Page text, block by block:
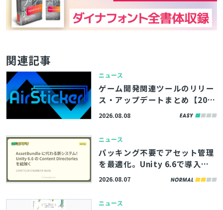
関連記事
ニュース
ゲーム開発関連ツールのリリー
ス・アップデートまとめ【202
6/8/8】
2026.08.08
ニュース
パッキング不要でアセット管理
を最適化。Unity 6.6で導入さ
れる「Content Directories」
2026.08.07
ニュース